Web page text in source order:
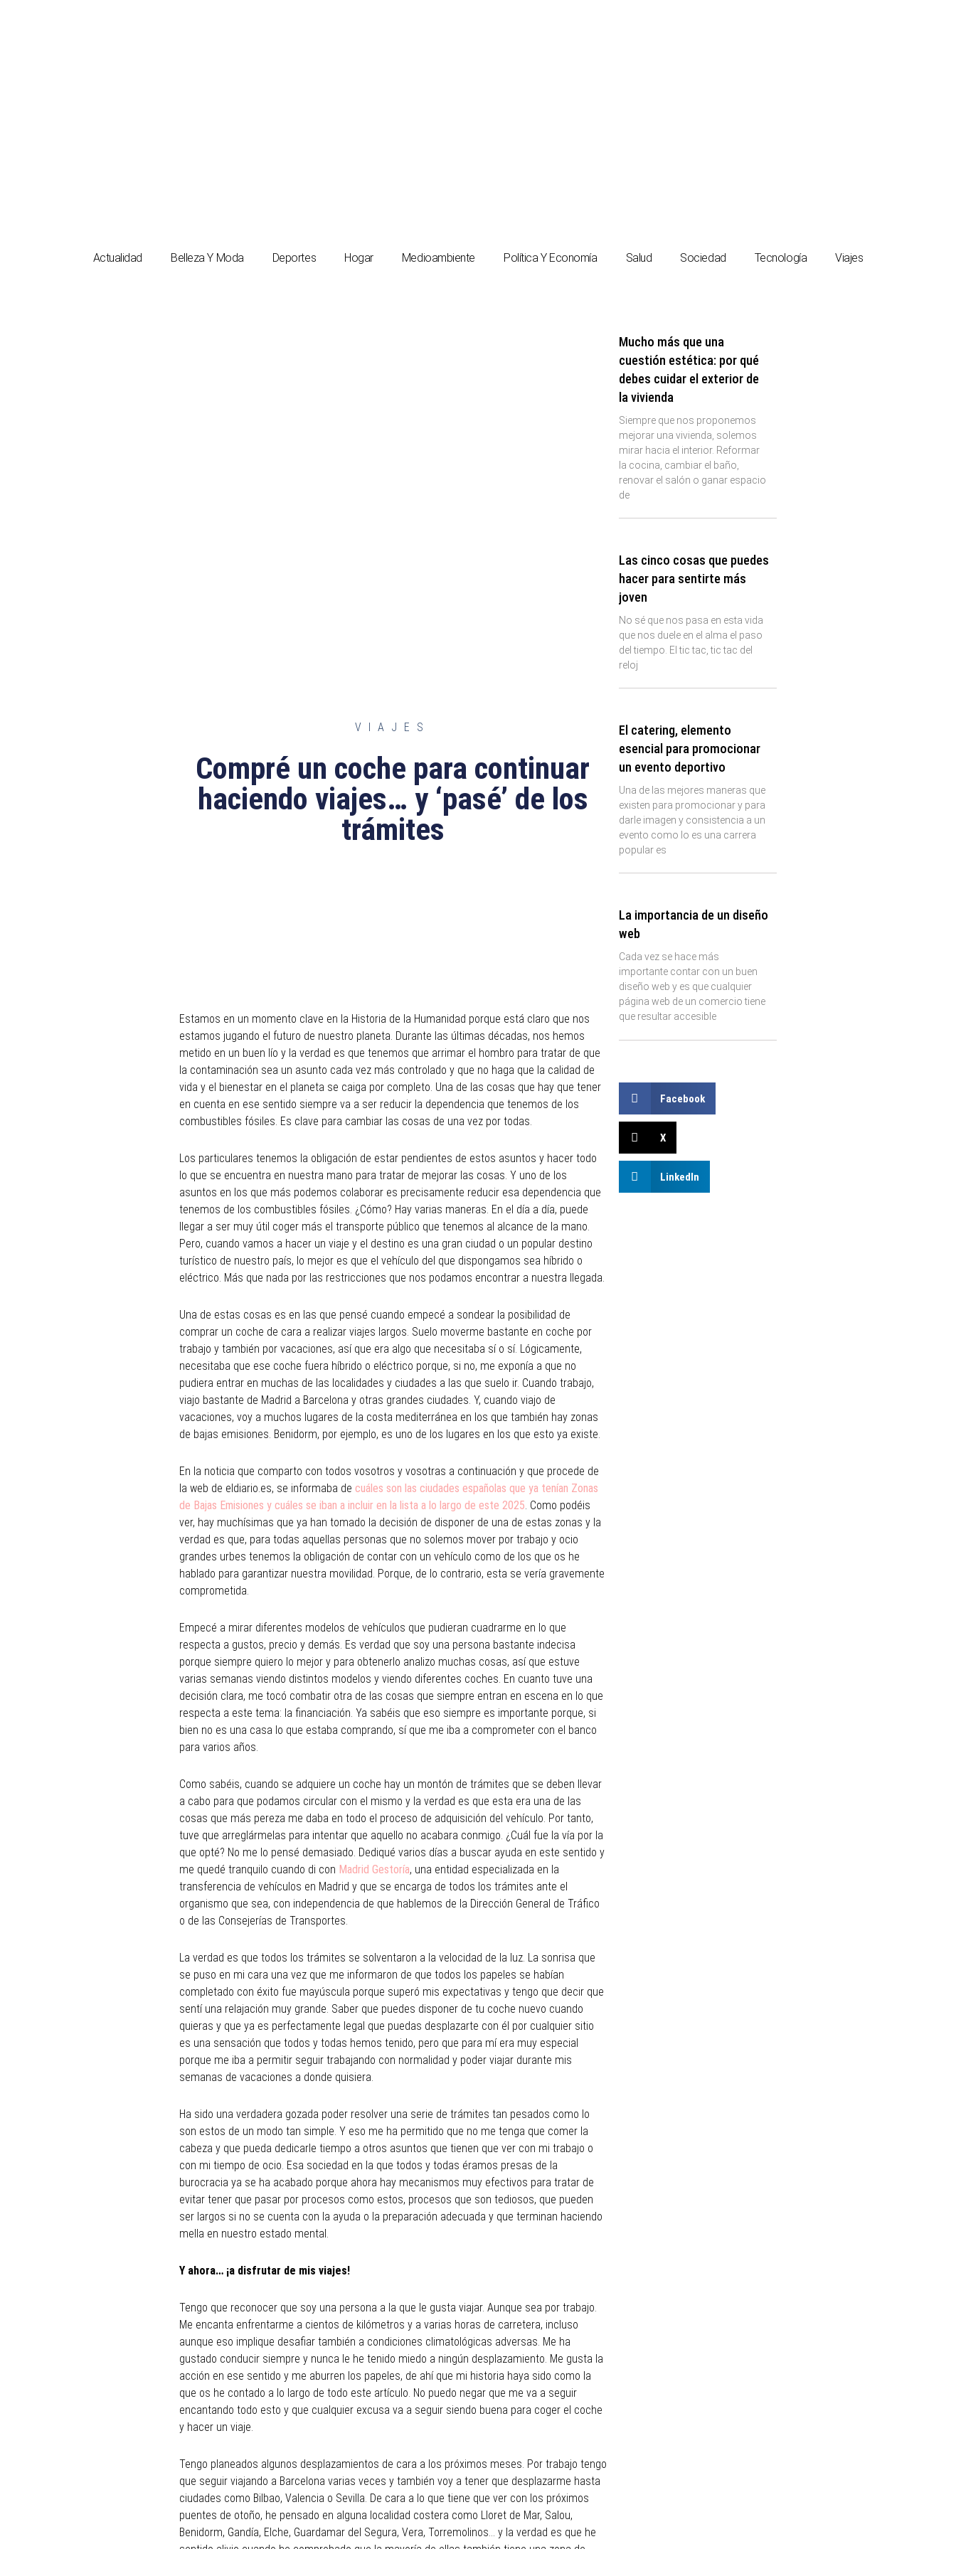
Actualidad Belleza Y Moda Deportes Hogar Medioambiente Política Y Economía Salud Sociedad Tecnología Viajes
VIAJES
Compré un coche para continuar
haciendo viajes… y ‘pasé’ de los
trámites
Estamos en un momento clave en la Historia de la Humanidad porque está claro que nos
estamos jugando el futuro de nuestro planeta. Durante las últimas décadas, nos hemos
metido en un buen lío y la verdad es que tenemos que arrimar el hombro para tratar de que
la contaminación sea un asunto cada vez más controlado y que no haga que la calidad de
vida y el bienestar en el planeta se caiga por completo. Una de las cosas que hay que tener
en cuenta en ese sentido siempre va a ser reducir la dependencia que tenemos de los
combustibles fósiles. Es clave para cambiar las cosas de una vez por todas.
Los particulares tenemos la obligación de estar pendientes de estos asuntos y hacer todo
lo que se encuentra en nuestra mano para tratar de mejorar las cosas. Y uno de los
asuntos en los que más podemos colaborar es precisamente reducir esa dependencia que
tenemos de los combustibles fósiles. ¿Cómo? Hay varias maneras. En el día a día, puede
llegar a ser muy útil coger más el transporte público que tenemos al alcance de la mano.
Pero, cuando vamos a hacer un viaje y el destino es una gran ciudad o un popular destino
turístico de nuestro país, lo mejor es que el vehículo del que dispongamos sea híbrido o
eléctrico. Más que nada por las restricciones que nos podamos encontrar a nuestra llegada.
Una de estas cosas es en las que pensé cuando empecé a sondear la posibilidad de
comprar un coche de cara a realizar viajes largos. Suelo moverme bastante en coche por
trabajo y también por vacaciones, así que era algo que necesitaba sí o sí. Lógicamente,
necesitaba que ese coche fuera híbrido o eléctrico porque, si no, me exponía a que no
pudiera entrar en muchas de las localidades y ciudades a las que suelo ir. Cuando trabajo,
viajo bastante de Madrid a Barcelona y otras grandes ciudades. Y, cuando viajo de
vacaciones, voy a muchos lugares de la costa mediterránea en los que también hay zonas
de bajas emisiones. Benidorm, por ejemplo, es uno de los lugares en los que esto ya existe.
En la noticia que comparto con todos vosotros y vosotras a continuación y que procede de
la web de eldiario.es, se informaba de cuáles son las ciudades españolas que ya tenían Zonas
de Bajas Emisiones y cuáles se iban a incluir en la lista a lo largo de este 2025. Como podéis
ver, hay muchísimas que ya han tomado la decisión de disponer de una de estas zonas y la
verdad es que, para todas aquellas personas que no solemos mover por trabajo y ocio
grandes urbes tenemos la obligación de contar con un vehículo como de los que os he
hablado para garantizar nuestra movilidad. Porque, de lo contrario, esta se vería gravemente
comprometida.
Empecé a mirar diferentes modelos de vehículos que pudieran cuadrarme en lo que
respecta a gustos, precio y demás. Es verdad que soy una persona bastante indecisa
porque siempre quiero lo mejor y para obtenerlo analizo muchas cosas, así que estuve
varias semanas viendo distintos modelos y viendo diferentes coches. En cuanto tuve una
decisión clara, me tocó combatir otra de las cosas que siempre entran en escena en lo que
respecta a este tema: la financiación. Ya sabéis que eso siempre es importante porque, si
bien no es una casa lo que estaba comprando, sí que me iba a comprometer con el banco
para varios años.
Como sabéis, cuando se adquiere un coche hay un montón de trámites que se deben llevar
a cabo para que podamos circular con el mismo y la verdad es que esta era una de las
cosas que más pereza me daba en todo el proceso de adquisición del vehículo. Por tanto,
tuve que arreglármelas para intentar que aquello no acabara conmigo. ¿Cuál fue la vía por la
que opté? No me lo pensé demasiado. Dediqué varios días a buscar ayuda en este sentido y
me quedé tranquilo cuando di con Madrid Gestoría, una entidad especializada en la
transferencia de vehículos en Madrid y que se encarga de todos los trámites ante el
organismo que sea, con independencia de que hablemos de la Dirección General de Tráfico
o de las Consejerías de Transportes.
La verdad es que todos los trámites se solventaron a la velocidad de la luz. La sonrisa que
se puso en mi cara una vez que me informaron de que todos los papeles se habían
completado con éxito fue mayúscula porque superó mis expectativas y tengo que decir que
sentí una relajación muy grande. Saber que puedes disponer de tu coche nuevo cuando
quieras y que ya es perfectamente legal que puedas desplazarte con él por cualquier sitio
es una sensación que todos y todas hemos tenido, pero que para mí era muy especial
porque me iba a permitir seguir trabajando con normalidad y poder viajar durante mis
semanas de vacaciones a donde quisiera.
Ha sido una verdadera gozada poder resolver una serie de trámites tan pesados como lo
son estos de un modo tan simple. Y eso me ha permitido que no me tenga que comer la
cabeza y que pueda dedicarle tiempo a otros asuntos que tienen que ver con mi trabajo o
con mi tiempo de ocio. Esa sociedad en la que todos y todas éramos presas de la
burocracia ya se ha acabado porque ahora hay mecanismos muy efectivos para tratar de
evitar tener que pasar por procesos como estos, procesos que son tediosos, que pueden
ser largos si no se cuenta con la ayuda o la preparación adecuada y que terminan haciendo
mella en nuestro estado mental.
Y ahora… ¡a disfrutar de mis viajes!
Tengo que reconocer que soy una persona a la que le gusta viajar. Aunque sea por trabajo.
Me encanta enfrentarme a cientos de kilómetros y a varias horas de carretera, incluso
aunque eso implique desafiar también a condiciones climatológicas adversas. Me ha
gustado conducir siempre y nunca le he tenido miedo a ningún desplazamiento. Me gusta la
acción en ese sentido y me aburren los papeles, de ahí que mi historia haya sido como la
que os he contado a lo largo de todo este artículo. No puedo negar que me va a seguir
encantando todo esto y que cualquier excusa va a seguir siendo buena para coger el coche
y hacer un viaje.
Tengo planeados algunos desplazamientos de cara a los próximos meses. Por trabajo tengo
que seguir viajando a Barcelona varias veces y también voy a tener que desplazarme hasta
ciudades como Bilbao, Valencia o Sevilla. De cara a lo que tiene que ver con los próximos
puentes de otoño, he pensado en alguna localidad costera como Lloret de Mar, Salou,
Benidorm, Gandía, Elche, Guardamar del Segura, Vera, Torremolinos… y la verdad es que he
Mucho más que una
cuestión estética: por qué
debes cuidar el exterior de
la vivienda
Siempre que nos proponemos
mejorar una vivienda, solemos
mirar hacia el interior. Reformar
la cocina, cambiar el baño,
renovar el salón o ganar espacio
de
Las cinco cosas que puedes
hacer para sentirte más
joven
No sé que nos pasa en esta vida
que nos duele en el alma el paso
del tiempo. El tic tac, tic tac del
reloj
El catering, elemento
esencial para promocionar
un evento deportivo
Una de las mejores maneras que
existen para promocionar y para
darle imagen y consistencia a un
evento como lo es una carrera
popular es
La importancia de un diseño
web
Cada vez se hace más
importante contar con un buen
diseño web y es que cualquier
página web de un comercio tiene
que resultar accesible
Facebook
X
LinkedIn